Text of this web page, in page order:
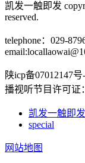
凯发一触即发
reserved.
telephone：029-
email:
陕icp备07012147
播视听节目许可证
凯发一触即发
special
网站地图